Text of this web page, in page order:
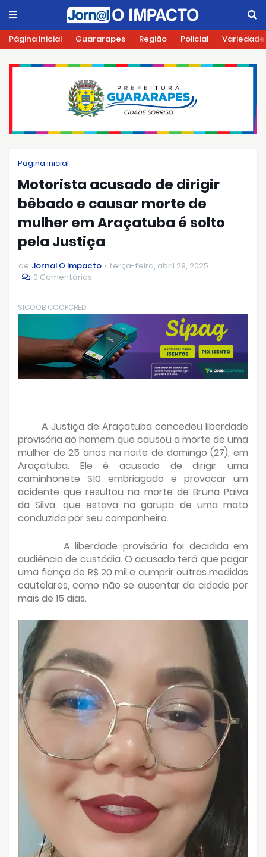
Página Inicial Guararapes Região Policial
Página inicial
Motorista acusado de dirigir
bêbado e causar morte de
mulher em Araçatuba é solto
pela Justiça
de Jornal O Impacto
terça-feira, abril 29, 2025
0 Comentários
SICOOB COOPCRED
A Justiça de Araçatuba concedeu liberdade
provisória ao homem que causou a morte de uma
mulher de 25 anos na noite de domingo (27), em
Araçatuba. Ele é acusado de dirigir uma
caminhonete S10 embriagado e provocar um
acidente que resultou na morte de Bruna Paiva
da Silva, que estava na garupa de uma moto
conduzida por seu companheiro.
A liberdade provisória foi decidida em
audiência de custódia. O acusado terá que pagar
uma fiança de R$ 20 mil e cumprir outras medidas
cautelares, como não se ausentar da cidade por
mais de 15 dias.